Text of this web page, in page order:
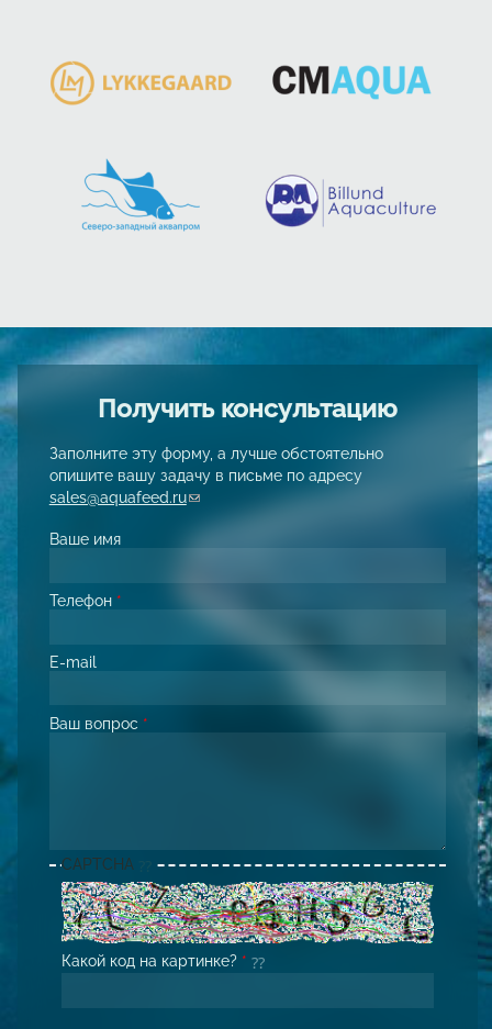
Получить консультацию
Заполните эту форму, а лучше обстоятельно
опишите вашу задачу в письме по адресу
sales@aquafeed.ru(link sends e-mail)
Ваше имя
Телефон *
E-mail
Ваш вопрос *
CAPTCHA
Какой код на картинке? *